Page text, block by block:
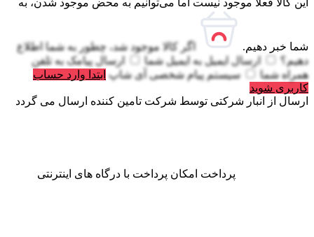
شما خبر دهیم.
اگر کالا موجود شد، چطور به شما اطلاع
دهیم؟
ارسال ایمیل به ایمیل شما ارسال پیامک به تلفن
همراه شما
سیستم پیام شخصی آی شاپ ابتدا وارد حساب
کاربری شوید
ارسال از انبار شرکتی توسط شرکت تامین کننده ارسال می گردد
پرداخت امکان پرداخت با درگاه های اینترنتی